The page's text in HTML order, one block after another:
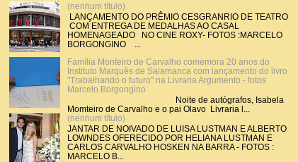
(nenhum título)
LANÇAMENTO DO PRÊMIO CESGRANRIO DE TEATRO
COM ENTREGA DE MEDALHAS AO CASAL
HOMENAGEADO NO CINE ROXY- FOTOS :MARCELO
BORGONGINO ...
Família Monteiro de Carvalho comemora 20 anos do
Instituto Marquês de Salamanca com lançamento do livro
"Trabalhando o futuro" na Livraria Argumento - fotos
Marcelo Borgongino
Noite de autógrafos, Isabela
Momteiro de Carvalho e o pai Olavo Livraria l...
(nenhum título)
JANTAR DE NOIVADO DE LUISA LUSTMAN E ALBERTO
LOWNDES OFERECIDO POR HELIANA LUSTMAN E
CARLOS CARVALHO HOSKEN NA BARRA - FOTOS :
MARCELO B...